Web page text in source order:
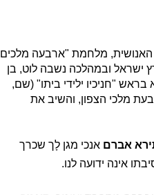
מלחמת "ארבעה מלכים
ובמהלכה נשבה לוט, בן
"חניכיו ילידי ביתו" (שם,
מלכי הצפון, והשיב את
אברם אנכי מגן לָך שכרך
אינה ידועה לנו.